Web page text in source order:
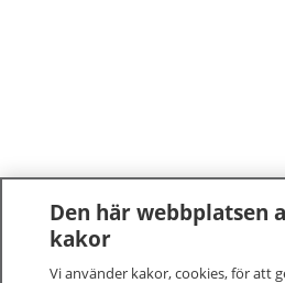
Den här webbplatsen
kakor
Vi använder kakor, cookies, för att